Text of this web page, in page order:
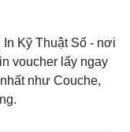
Kỹ Thuật Số - nơi
voucher lấy ngay
như Couche,